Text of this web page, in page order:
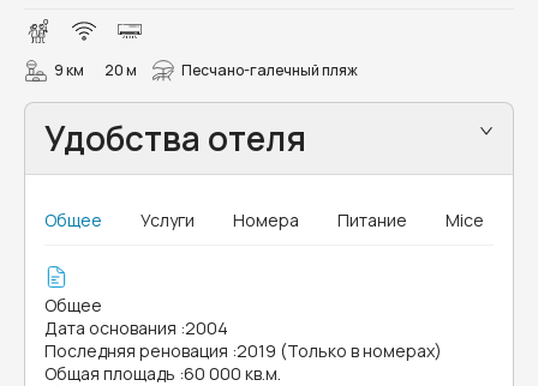
9 км 20 м Песчано-галечный пляж
Удобства отеля
Общее Услуги Номера Питание Mice
Общее
Дата основания :2004
Последняя реновация :2019 (Только в номерах)
Общая площадь :60 000 кв.м.